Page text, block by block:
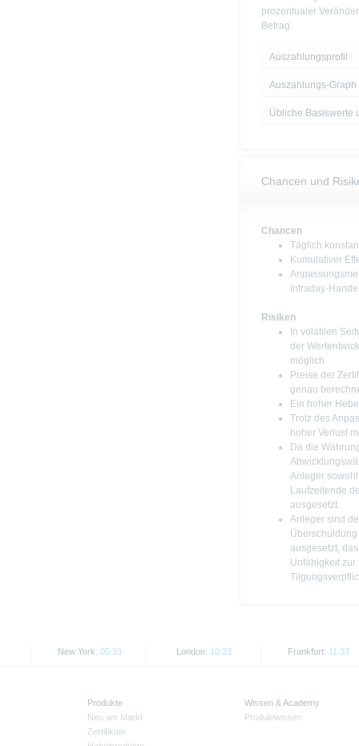
prozentualer
Betrag.
Auszahlungsprofil
Auszahlungs-Graph
Übliche Basiswerte
Chancen und
Chancen
Täglich
Kumulativer
Intraday-
Risiken
In volatilen
der
möglich
Preise der
genau
Ein hoher
Trotz des
hoher Verlust
Da die
Anleger
Laufzeitende
ausgesetzt.
Anleger sind
ausgesetzt,
Unfähigkeit
New York: 05:33 London: 10:33 Frankfurt: 11:33
Produkte
Neu am Markt
Zertifikate
Wissen & Academy
Produktwissen